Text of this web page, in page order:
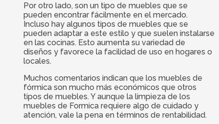
Por otro lado, son un tipo de muebles que se
pueden encontrar fácilmente en el mercado.
Incluso hay algunos tipos de muebles que se
pueden adaptar a este estilo y que suelen instalarse
en las cocinas. Esto aumenta su variedad de
diseños y favorece la facilidad de uso en hogares o
locales.
Muchos comentarios indican que los muebles de
fórmica son mucho más económicos que otros
tipos de muebles. Y aunque la limpieza de los
muebles de Formica requiere algo de cuidado y
atención, vale la pena en términos de rentabilidad.